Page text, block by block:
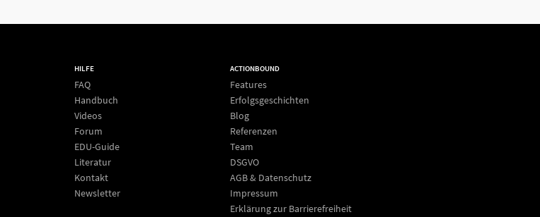
HILFE
FAQ
Handbuch
Videos
Forum
EDU-Guide
Literatur
Kontakt
Newsletter
ACTIONBOUND
Features
Erfolgsgeschichten
Blog
Referenzen
Team
DSGVO
AGB & Datenschutz
Impressum
Erklärung zur Barrierefreiheit